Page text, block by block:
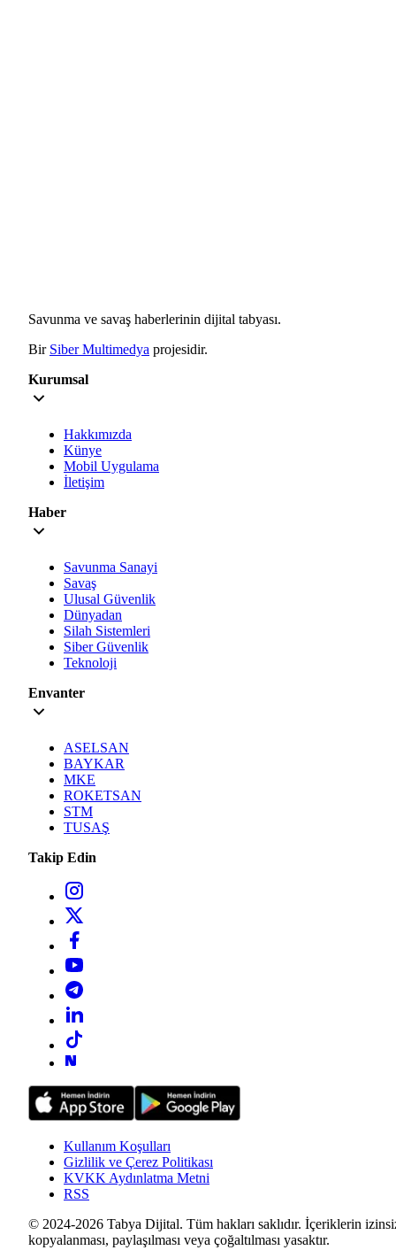
Savunma ve savaş haberlerinin dijital tabyası.
Bir Siber Multimedya projesidir.
Kurumsal
Hakkımızda
Künye
Mobil Uygulama
İletişim
Haber
Savunma Sanayi
Savaş
Ulusal Güvenlik
Dünyadan
Silah Sistemleri
Siber Güvenlik
Teknoloji
Envanter
ASELSAN
BAYKAR
MKE
ROKETSAN
STM
TUSAŞ
Takip Edin
Kullanım Koşulları
Gizlilik ve Çerez Politikası
KVKK Aydınlatma Metni
RSS
© 2024-2026 Tabya Dijital. Tüm hakları saklıdır. İçeriklerin
kopyalanması, paylaşılması veya çoğaltılması yasaktır.